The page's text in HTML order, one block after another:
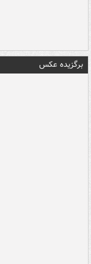
برگزیده عکس